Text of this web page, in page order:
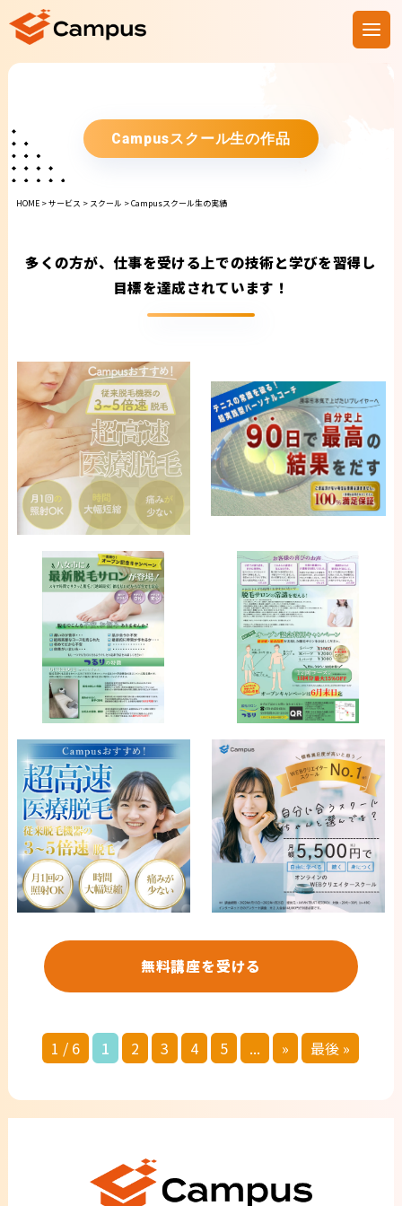
Campusスクール生の作品
HOME>サービス > スクール >Campusスクール生の実績
多くの方が、仕事を受ける上での技術と学びを習得し
目標を達成されています！
無料講座を受ける
1 / 6 1 2 3 4 5 ... » 最後 »